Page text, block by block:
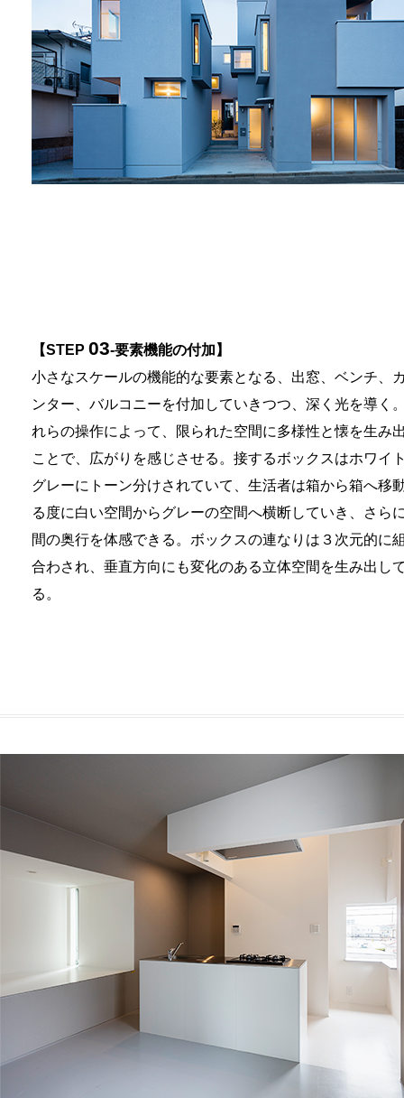
【STEP 03-要素機能の付加】
小さなスケールの機能的な要素となる、出窓、ベンチ、
ンター、バルコニーを付加していきつつ、深く光を導く
れらの操作によって、限られた空間に多様性と懐を生み
ことで、広がりを感じさせる。接するボックスはホワイ
グレーにトーン分けされていて、生活者は箱から箱へ移
る度に白い空間からグレーの空間へ横断していき、さら
間の奥行を体感できる。ボックスの連なりは３次元的に
合わされ、垂直方向にも変化のある立体空間を生み出し
る。